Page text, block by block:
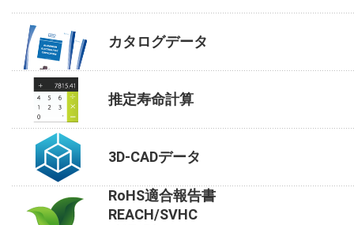
カタログデータ
推定寿命計算
3D-CADデータ
RoHS適合報告書
REACH/SVHC